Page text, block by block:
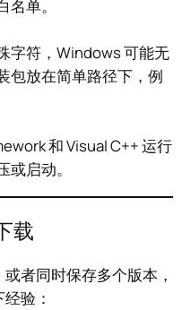
单。
字符，Windows 可能无
包放在简单路径下，例
和 Visual C++ 运行
启动。
载
者同时保存多个版本，
验：